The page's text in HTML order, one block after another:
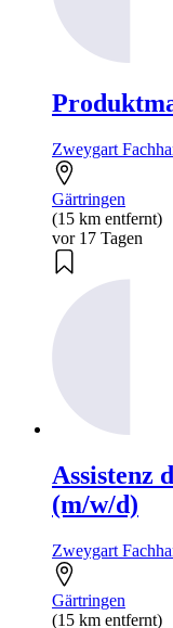
Zweygart
Gärtringen
(15 km entfernt)
vor 17 Tagen
Assistenz
(m/w/d)
Zweygart
Gärtringen
(15 km entfernt)